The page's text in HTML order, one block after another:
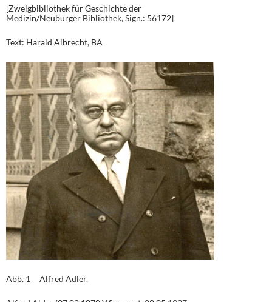
[Zweigbibliothek für Geschichte der
Medizin/Neuburger Bibliothek, Sign.: 56172]
Text: Harald Albrecht, BA
Abb. 1 Alfred Adler.